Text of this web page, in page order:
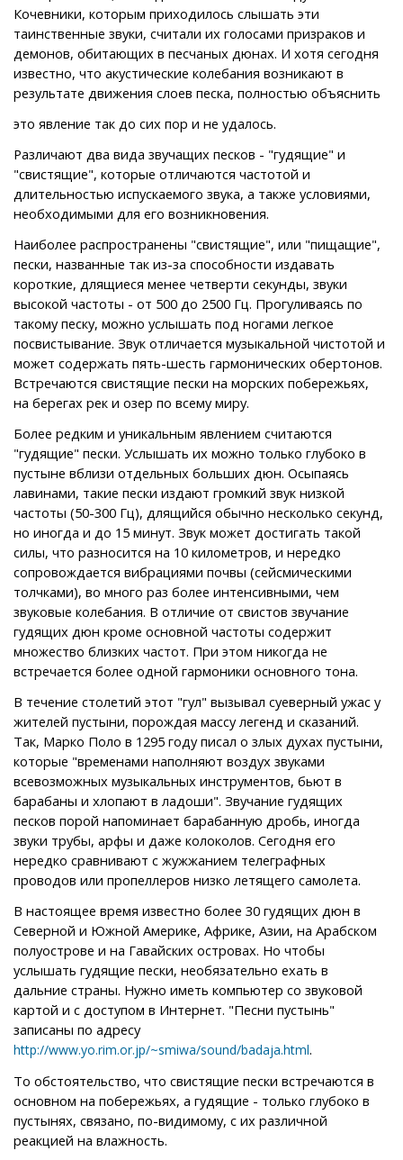
Кочевники, которым приходилось слышать эти
таинственные звуки, считали их голосами призраков и
демонов, обитающих в песчаных дюнах. И хотя сегодня
известно, что акустические колебания возникают в
результате движения слоев песка, полностью объяснить
это явление так до сих пор и не удалось.
Различают два вида звучащих песков - "гудящие" и
"свистящие", которые отличаются частотой и
длительностью испускаемого звука, а также условиями,
необходимыми для его возникновения.
Наиболее распространены "свистящие", или "пищащие",
пески, названные так из-за способности издавать
короткие, длящиеся менее четверти секунды, звуки
высокой частоты - от 500 до 2500 Гц. Прогуливаясь по
такому песку, можно услышать под ногами легкое
посвистывание. Звук отличается музыкальной чистотой и
может содержать пять-шесть гармонических обертонов.
Встречаются свистящие пески на морских побережьях,
на берегах рек и озер по всему миру.
Более редким и уникальным явлением считаются
"гудящие" пески. Услышать их можно только глубоко в
пустыне вблизи отдельных больших дюн. Осыпаясь
лавинами, такие пески издают громкий звук низкой
частоты (50-300 Гц), длящийся обычно несколько секунд,
но иногда и до 15 минут. Звук может достигать такой
силы, что разносится на 10 километров, и нередко
сопровождается вибрациями почвы (сейсмическими
толчками), во много раз более интенсивными, чем
звуковые колебания. В отличие от свистов звучание
гудящих дюн кроме основной частоты содержит
множество близких частот. При этом никогда не
встречается более одной гармоники основного тона.
В течение столетий этот "гул" вызывал суеверный ужас у
жителей пустыни, порождая массу легенд и сказаний.
Так, Марко Поло в 1295 году писал о злых духах пустыни,
которые "временами наполняют воздух звуками
всевозможных музыкальных инструментов, бьют в
барабаны и хлопают в ладоши". Звучание гудящих
песков порой напоминает барабанную дробь, иногда
звуки трубы, арфы и даже колоколов. Сегодня его
нередко сравнивают с жужжанием телеграфных
проводов или пропеллеров низко летящего самолета.
В настоящее время известно более 30 гудящих дюн в
Северной и Южной Америке, Африке, Азии, на Арабском
полуострове и на Гавайских островах. Но чтобы
услышать гудящие пески, необязательно ехать в
дальние страны. Нужно иметь компьютер со звуковой
картой и с доступом в Интернет. "Песни пустынь"
записаны по адресу
http://www.yo.rim.or.jp/~smiwa/sound/badaja.html.
То обстоятельство, что свистящие пески встречаются в
основном на побережьях, а гудящие - только глубоко в
пустынях, связано, по-видимому, с их различной
реакцией на влажность.